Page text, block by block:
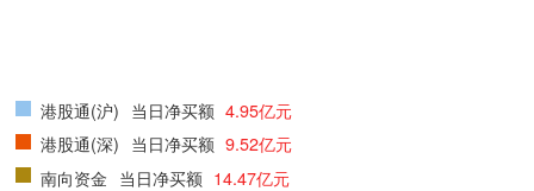
港股通(沪) 当日净买额 4.95亿元
港股通(深) 当日净买额 9.52亿元
南向资金 当日净买额 14.47亿元